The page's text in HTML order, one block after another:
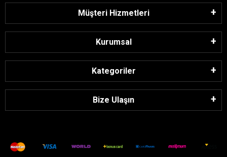
Müşteri Hizmetleri
Kurumsal
Kategoriler
Bize Ulaşın